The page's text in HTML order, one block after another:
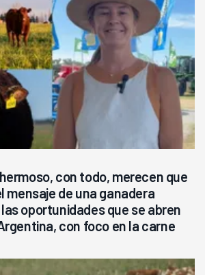
con todo, merecen que
mensaje de una ganadera
oportunidades que se abren
con foco en la carne